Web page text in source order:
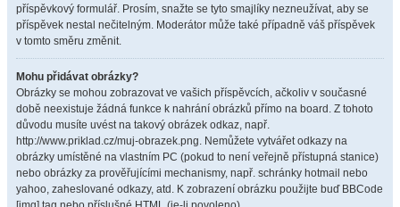
příspěvkový formulář. Prosím, snažte se tyto smajlíky nezneužívat, aby se
příspěvek nestal nečitelným. Moderátor může také případně váš příspěvek
v tomto směru změnit.
Mohu přidávat obrázky?
Obrázky se mohou zobrazovat ve vašich příspěvcích, ačkoliv v současné
době neexistuje žádná funkce k nahrání obrázků přímo na board. Z tohoto
důvodu musíte uvést na takový obrázek odkaz, např.
http://www.priklad.cz/muj-obrazek.png. Nemůžete vytvářet odkazy na
obrázky umístěné na vlastním PC (pokud to není veřejně přístupná stanice)
nebo obrázky za prověřujícími mechanismy, např. schránky hotmail nebo
yahoo, zaheslované odkazy, atd. K zobrazení obrázku použijte buď BBCode